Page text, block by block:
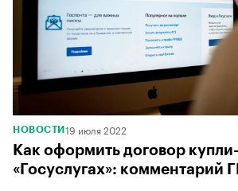
НОВОСТИ 19 июля 2022
Как оформить договор
«Госуслугах»: комментарий